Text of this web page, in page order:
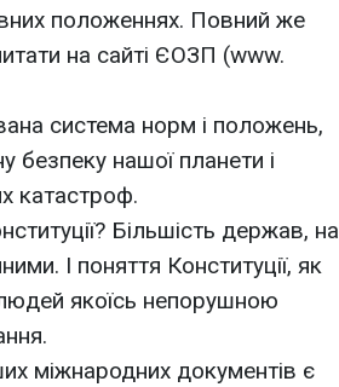
положеннях. Повний же
на сайті ЄОЗП (www.
система норм і положень,
безпеку нашої планети і
катастроф.
Більшість держав, на
І поняття Конституції, як
якоїсь непорушною
міжнародних документів є